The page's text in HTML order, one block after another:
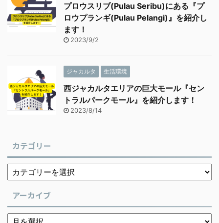
プロウスリブ(Pulau Seribu)にある『プ
ロウプランギ(Pulau Pelangi)』を紹介し
ます！
2023/9/2
ジャカルタ 生活環境
西ジャカルタエリアの巨大モール『セン
トラルパークモール』を紹介します！
2023/8/14
カテゴリー
アーカイブ